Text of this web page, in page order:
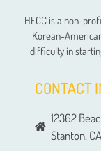
HFCC is a non-
Korean-
difficulty in
CONTACT
12362
Stanton,